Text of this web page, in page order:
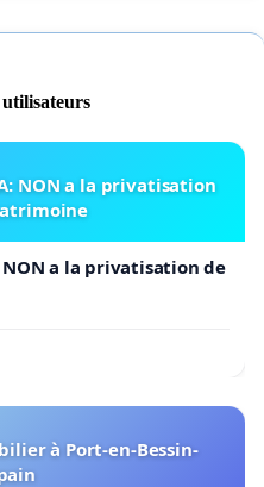
NON a la privatisation
NON a la privatisation de
à Port-en-Bessin-